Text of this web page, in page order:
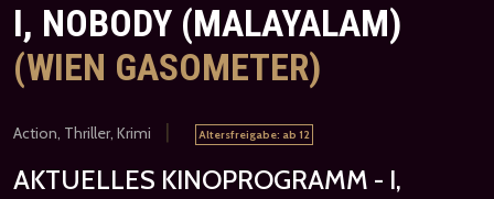
I, NOBODY (MALAYALAM)
(WIEN GASOMETER)
Action, Thriller, Krimi | Altersfreigabe: ab 12
AKTUELLES KINOPROGRAMM - I,